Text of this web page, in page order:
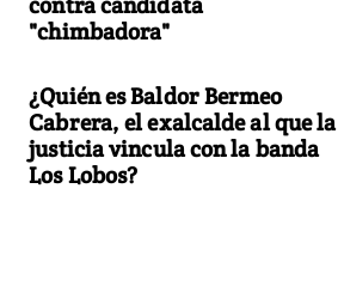
"chimbadora"
¿Quién es Baldor Bermeo
Cabrera, el exalcalde al que la
justicia vincula con la banda
Los Lobos?